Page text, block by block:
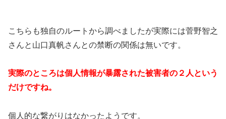
こちらも独自のルートから調べましたが実際には菅野智之
さんと山口真帆さんとの禁断の関係は無いです。
実際のところは個人情報が暴露された被害者の２人という
だけですね。
個人的な繋がりはなかったようです。